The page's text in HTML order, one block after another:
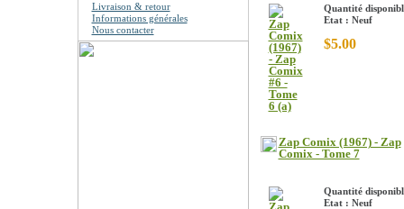
Livraison & retour
Informations générales
Nous contacter
Quantité
Etat : Neuf
$5.00
Zap Comix (1967) - Zap
Comix - Tome 7
Quantité
Etat : Neuf